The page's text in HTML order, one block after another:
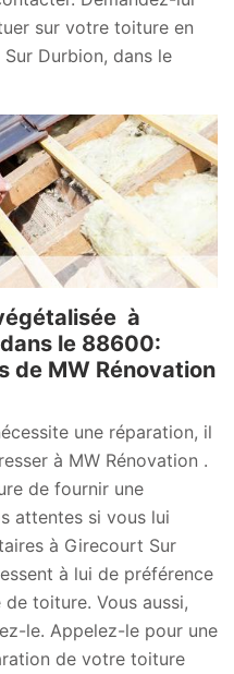
sur votre toiture en
Durbion, dans le
à
le 88600:
de MW Rénovation
une réparation, il
à MW Rénovation .
de fournir une
attentes si vous lui
à Girecourt Sur
à lui de préférence
toiture. Vous aussi,
le. Appelez-le pour une
de votre toiture